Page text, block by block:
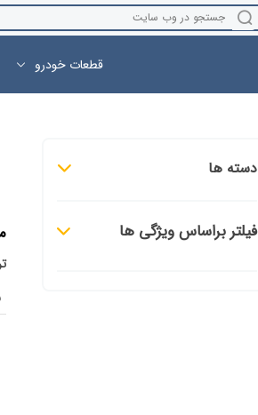
قطعات خودرو
دسته ها
فیلتر براساس ویژگی ها